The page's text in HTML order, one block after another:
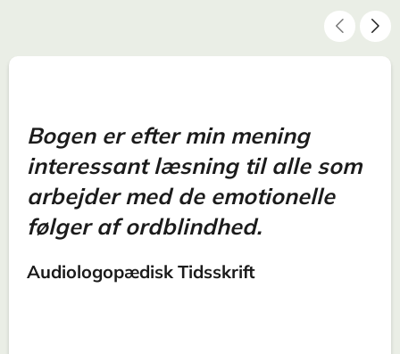
Bogen er efter min mening
interessant læsning til alle som
arbejder med de emotionelle
følger af ordblindhed.
Audiologopædisk Tidsskrift